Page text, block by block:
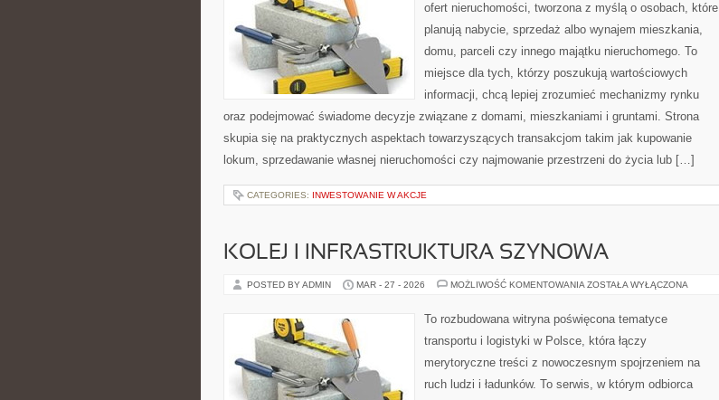
ofert nieruchomości, tworzona z myślą o osobach, które
planują nabycie, sprzedaż albo wynajem mieszkania,
domu, parceli czy innego majątku nieruchomego. To
miejsce dla tych, którzy poszukują wartościowych
informacji, chcą lepiej zrozumieć mechanizmy rynku
oraz podejmować świadome decyzje związane z domami, mieszkaniami i gruntami. Strona
skupia się na praktycznych aspektach towarzyszących transakcjom takim jak kupowanie
lokum, sprzedawanie własnej nieruchomości czy najmowanie przestrzeni do życia lub […]
CATEGORIES: INWESTOWANIE W AKCJE
KOLEJ I INFRASTRUKTURA SZYNOWA
POSTED BY ADMIN MAR - 27 - 2026 MOŻLIWOŚĆ KOMENTOWANIA KOLEJ
SZYNOWA
ZOSTAŁA WYŁĄCZONA
To rozbudowana witryna poświęcona tematyce
transportu i logistyki w Polsce, która łączy
merytoryczne treści z nowoczesnym spojrzeniem na
ruch ludzi i ładunków. To serwis, w którym odbiorca